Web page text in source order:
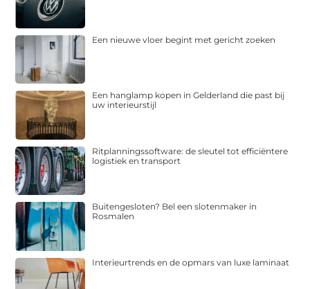
Een nieuwe vloer begint met gericht zoeken
Een hanglamp kopen in Gelderland die past bij
uw interieurstijl
Ritplanningssoftware: de sleutel tot efficiëntere
logistiek en transport
Buitengesloten? Bel een slotenmaker in
Rosmalen
Interieurtrends en de opmars van luxe laminaat